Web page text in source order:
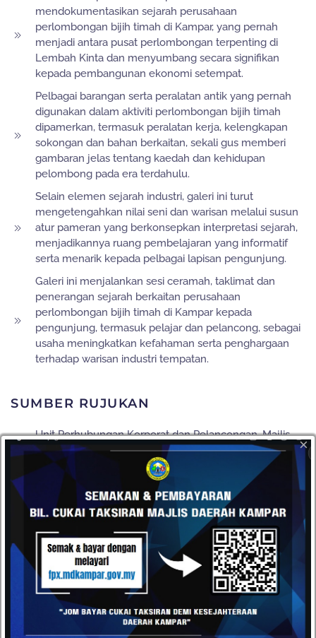
mendokumentasikan sejarah perusahaan
perlombongan bijih timah di Kampar, yang pernah
menjadi antara pusat perlombongan terpenting di
Lembah Kinta dan menyumbang secara signifikan
kepada pembangunan ekonomi setempat.
Pelbagai barangan serta peralatan antik yang pernah
digunakan dalam aktiviti perlombongan bijih timah
dipamerkan, termasuk peralatan kerja, kelengkapan
sokongan dan bahan berkaitan, sekali gus memberi
gambaran jelas tentang kaedah dan kehidupan
pelombong pada era terdahulu.
Selain elemen sejarah industri, galeri ini turut
mengetengahkan nilai seni dan warisan melalui susun
atur pameran yang berkonsepkan interpretasi sejarah,
menjadikannya ruang pembelajaran yang informatif
serta menarik kepada pelbagai lapisan pengunjung.
Galeri ini menjalankan sesi ceramah, taklimat dan
penerangan sejarah berkaitan perusahaan
perlombongan bijih timah di Kampar kepada
pengunjung, termasuk pelajar dan pelancong, sebagai
usaha meningkatkan kefahaman serta penghargaan
terhadap warisan industri tempatan.
SUMBER RUJUKAN
Unit Perhubungan Korporat dan Pelancongan, Majlis
Daerah Kampar
Encik Phan Ming Ruey dan Encik Phan Ming Yen,
Pemilik
×